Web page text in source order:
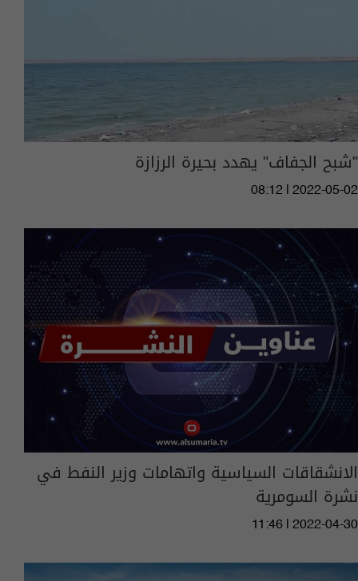
"شبح الجفاف" يهدد بحيرة الرزازة
08:12 | 2022-05-02
الانشقاقات السياسية واتهامات وزير النفط في
نشرة السومرية
11:46 | 2022-04-30